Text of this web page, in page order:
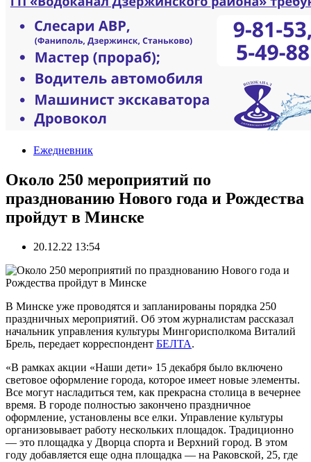
Ежедневник
Около 250 мероприятий по
празднованию Нового года и Рождества
пройдут в Минске
20.12.22 13:54
В Минске уже проводятся и запланированы порядка 250
праздничных мероприятий. Об этом журналистам рассказал
начальник управления культуры Мингорисполкома Виталий
Брель, передает корреспондент БЕЛТА.
«В рамках акции «Наши дети» 15 декабря было включено
световое оформление города, которое имеет новые элементы.
Все могут насладиться тем, как прекрасна столица в вечернее
время. В городе полностью закончено праздничное
оформление, установлены все елки. Управление культуры
организовывает работу нескольких площадок. Традиционно
— это площадка у Дворца спорта и Верхний город. В этом
году добавляется еще одна площадка — на Раковской, 25, где